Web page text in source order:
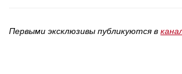
Первыми эксклюзивы публикуются в